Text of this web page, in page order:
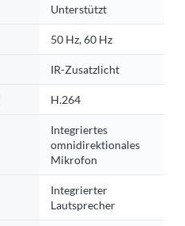
Unterstützt
50 Hz, 60 Hz
IR-Zusatzlicht
H.264
Integriertes
omnidirektionales
Mikrofon
Integrierter
Lautsprecher